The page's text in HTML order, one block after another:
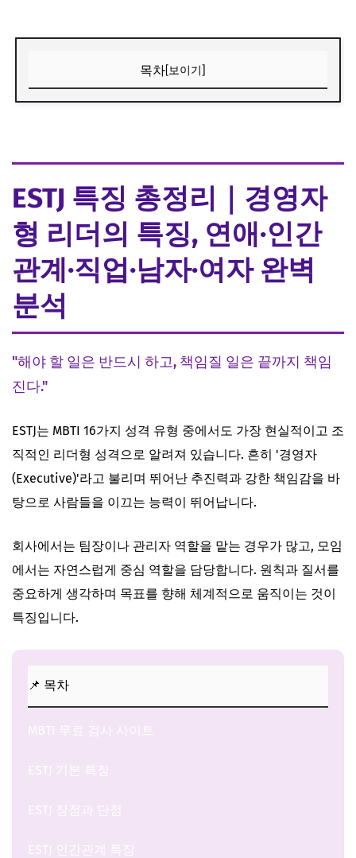
목차[보이기]
🔍 ESTJ인지 궁금하다면? 무료 MBTI 검사 해보기
① 16Personalities (가장 추천)
② Truity Personality Test
ESTJ 기본 특징
ESTJ 장점과 단점
ESTJ 연애 스타일
ESTJ 추천 직업
마무리
다른 MBTI 유형도 함께 보기
ESTJ 특징 총정리｜경영자
형 리더의 특징, 연애·인간
관계·직업·남자·여자 완벽
분석
"해야 할 일은 반드시 하고, 책임질 일은 끝까지 책임
진다."
ESTJ는 MBTI 16가지 성격 유형 중에서도 가장 현실적이고 조
직적인 리더형 성격으로 알려져 있습니다. 흔히 '경영자
(Executive)'라고 불리며 뛰어난 추진력과 강한 책임감을 바
탕으로 사람들을 이끄는 능력이 뛰어납니다.
회사에서는 팀장이나 관리자 역할을 맡는 경우가 많고, 모임
에서는 자연스럽게 중심 역할을 담당합니다. 원칙과 질서를
중요하게 생각하며 목표를 향해 체계적으로 움직이는 것이
특징입니다.
📌 목차
MBTI 무료 검사 사이트
ESTJ 기본 특징
ESTJ 장점과 단점
ESTJ 인간관계 특징